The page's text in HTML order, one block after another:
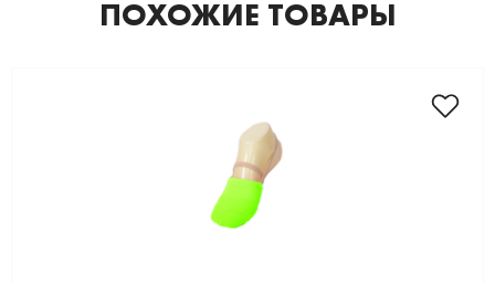
ПОХОЖИЕ ТОВАРЫ